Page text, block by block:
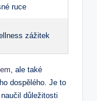
ruce
zážitek
, ale také
dospělého. Je to
důležitosti